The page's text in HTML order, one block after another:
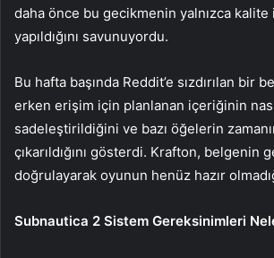
daha önce bu gecikmenin yalnızca
yapıldığını savunuyordu.
Bu hafta başında Reddit’e sızdırılan bir
erken erişim için planlanan içeriğinin
sadeleştirildiğini ve bazı öğelerin
çıkarıldığını gösterdi. Krafton, belgenin
doğrulayarak oyunun henüz hazır
Subnautica 2 Sistem Gereksinimleri